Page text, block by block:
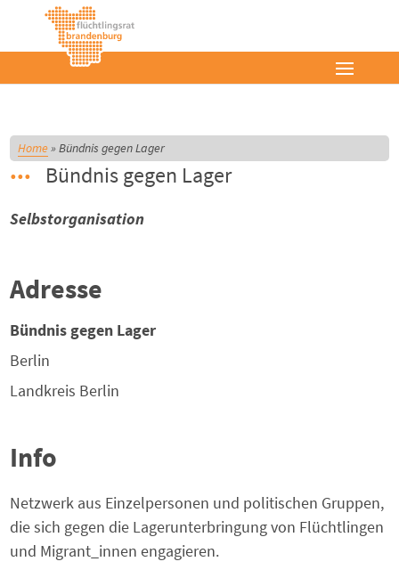
Home»Bündnis gegen Lager
Bündnis gegen Lager
Selbstorganisation
Adresse
Bündnis gegen Lager
Berlin
Landkreis Berlin
Info
Netzwerk aus Einzelpersonen und politischen Gruppen,
die sich gegen die Lagerunterbringung von Flüchtlingen
und Migrant_innen engagieren.